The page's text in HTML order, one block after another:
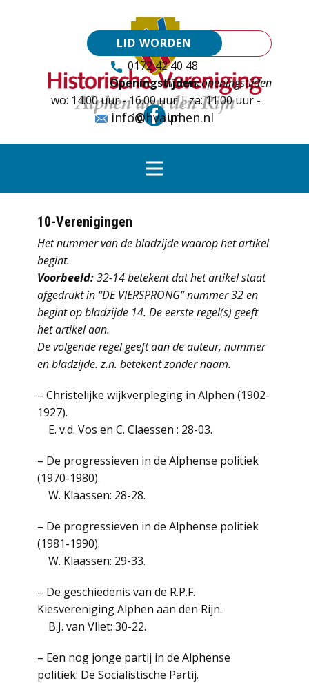
LID WORDEN
0172 42 40 48
Tijdens openingstijden
Openingstijden:
wo: 14.00 uur - 16.00 uur | za: 11.00 uur -
16.00 uur
info@hvalphen.nl
10-Verenigingen
Het nummer van de bladzijde waarop het artikel
begint.
Voorbeeld:32-14 betekent dat het artikel staat
afgedrukt in “DE VIERSPRONG” nummer 32 en
begint op bladzijde 14. De eerste regel(s) geeft
het artikel aan.
De volgende regel geeft aan de auteur, nummer
en bladzijde. z.n. betekent zonder naam.
– Christelijke wijkverpleging in Alphen (1902-
1927).
E. v.d. Vos en C. Claessen : 28-03.
– De progressieven in de Alphense politiek
(1970-1980).
W. Klaassen: 28-28.
– De progressieven in de Alphense politiek
(1981-1990).
W. Klaassen: 29-33.
– De geschiedenis van de R.P.F.
Kiesvereniging Alphen aan den Rijn.
B.J. van Vliet: 30-22.
– Een nog jonge partij in de Alphense
politiek: De Socialistische Partij.